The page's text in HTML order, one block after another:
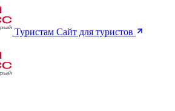
Туристам Сайт для туристов